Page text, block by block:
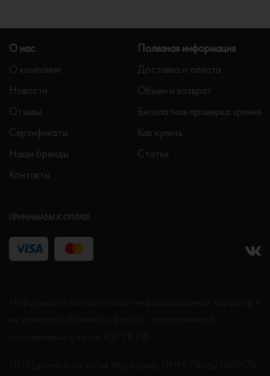
О нас
О компании
Новости
Отзывы
Сертификаты
Наши бренды
Контакты
Полезная информация
Доставка и оплата
Обмен и возврат
Бесплатная проверка зрения
Как купить
Статьи
ПРИНИМАЕМ К ОПЛАТЕ